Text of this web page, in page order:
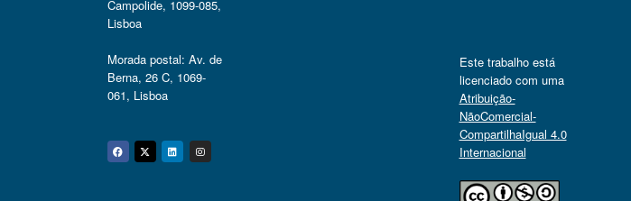
Campolide, 1099-085,
Lisboa
Morada postal: Av. de
Berna, 26 C, 1069-
061, Lisboa
Facebook
Twitter
Linkedin
Instagram
Este trabalho está
licenciado com uma
Atribuição-
NãoComercial-
CompartilhaIgual 4.0
Internacional